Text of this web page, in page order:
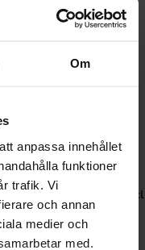
Om
anpassa innehållet
funktioner
trafik. Vi
och annan
medier och
med.
Can Soda Rick & Morty
Mix #6 - Sour Apple 33cl
16.90 kr